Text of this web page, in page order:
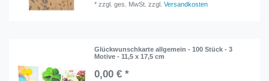
*zzgl. ges. MwSt. zzgl.Versandkosten
Glückwunschkarte allgemein - 100 Stück - 3
Motive - 11,5 x 17,5 cm
0,00 € *